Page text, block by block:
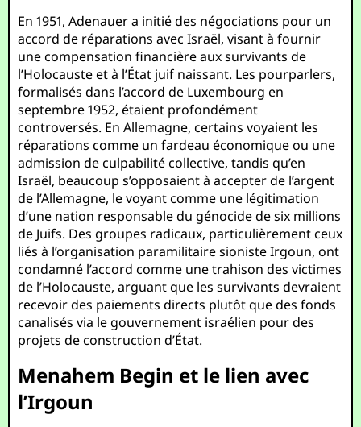
En 1951, Adenauer a initié des négociations pour un
accord de réparations avec Israël, visant à fournir
une compensation financière aux survivants de
l’Holocauste et à l’État juif naissant. Les pourparlers,
formalisés dans l’accord de Luxembourg en
septembre 1952, étaient profondément
controversés. En Allemagne, certains voyaient les
réparations comme un fardeau économique ou une
admission de culpabilité collective, tandis qu’en
Israël, beaucoup s’opposaient à accepter de l’argent
de l’Allemagne, le voyant comme une légitimation
d’une nation responsable du génocide de six millions
de Juifs. Des groupes radicaux, particulièrement ceux
liés à l’organisation paramilitaire sioniste Irgoun, ont
condamné l’accord comme une trahison des victimes
de l’Holocauste, arguant que les survivants devraient
recevoir des paiements directs plutôt que des fonds
canalisés via le gouvernement israélien pour des
projets de construction d’État.
Menahem Begin et le lien avec
l’Irgoun